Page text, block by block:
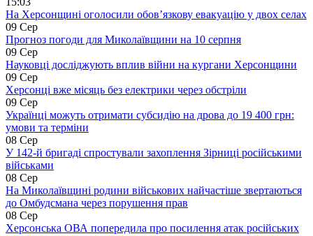
На Херсонщині оголосили обов’язкову евакуацію у двох селах
09 Сер
Прогноз погоди для Миколаївщини на 10 серпня
09 Сер
Науковці досліджують вплив війни на кургани Херсонщини
09 Сер
Херсонці вже місяць без електрики через обстріли
09 Сер
Українці можуть отримати субсидію на дрова до 19 400 грн:
умови та терміни
08 Сер
У 142-й бригаді спростували захоплення Зірниці російськими
військами
08 Сер
На Миколаївщині родини військових найчастіше звертаються
до Омбудсмана через порушення прав
08 Сер
Херсонська ОВА попередила про посилення атак російських